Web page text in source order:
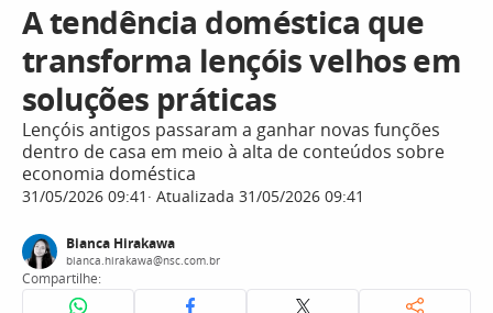
A tendência doméstica que
transforma lençóis velhos em
soluções práticas
Lençóis antigos passaram a ganhar novas funções
dentro de casa em meio à alta de conteúdos sobre
economia doméstica
31/05/2026 09:41 Atualizada 31/05/2026 09:41
Bianca Hirakawa
bianca.hirakawa@nsc.com.br
Compartilhe: